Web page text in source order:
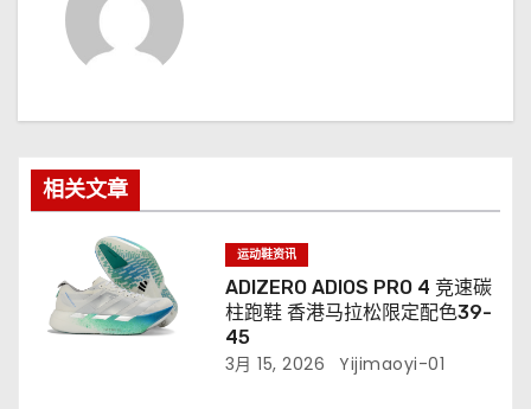
相关文章
运动鞋资讯
ADIZERO ADIOS PRO 4 竞速碳
柱跑鞋 香港马拉松限定配色39-
45
3月 15, 2026 Yijimaoyi-01